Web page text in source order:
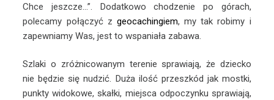
Chce jeszcze…”. Dodatkowo chodzenie po górach,
polecamy połączyć z geocachingiem, my tak robimy i
zapewniamy Was, jest to wspaniała zabawa.
Szlaki o zróżnicowanym terenie sprawiają, że dziecko
nie będzie się nudzić. Duża ilość przeszkód jak mostki,
punkty widokowe, skałki, miejsca odpoczynku sprawiają,